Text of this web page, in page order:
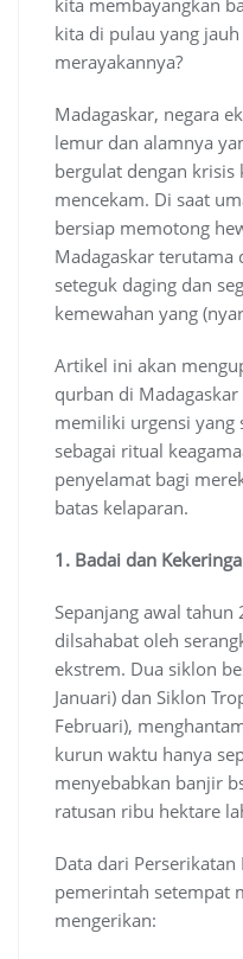
kita membayangkan
kita di pulau yang
merayakannya?
Madagaskar, negara
lemur dan alamnya
bergulat dengan krisis
mencekam. Di saat
bersiap memotong
Madagaskar
seteguk daging dan
kemewahan yang
Artikel ini akan
qurban di
memiliki urgensi yang
sebagai ritual
penyelamat bagi
batas kelaparan.
1. Badai dan
Sepanjang awal tahun
dilsahabat oleh
ekstrem. Dua siklon
Januari) dan Siklon
Februari),
kurun waktu hanya
menyebabkan banjir
ratusan ribu hektare
Data dari Perserikatan
pemerintah setempat
mengerikan: